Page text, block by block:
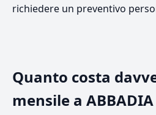
richiedere un preventivo
Quanto costa
mensile a ABBADIA